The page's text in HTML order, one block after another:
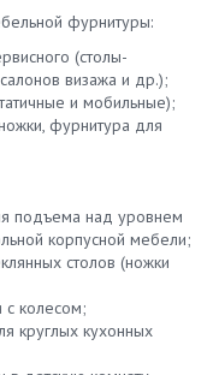
фурнитуры:
(столы-
визажа и др.);
и мобильные);
фурнитура для
подъема над уровнем
корпусной мебели;
столов (ножки
с колесом;
круглых кухонных